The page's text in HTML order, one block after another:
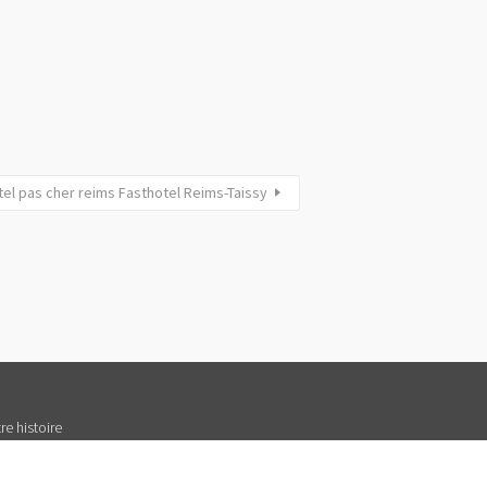
pas cher reims Fasthotel Reims-Taissy
histoire